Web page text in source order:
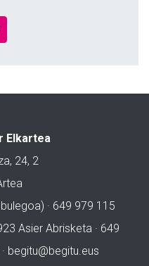
Elkartea
24, 2
· 649 979 115
Asier Abrisketa · 649
begitu@begitu.eus